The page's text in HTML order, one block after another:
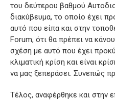
του δεύτερου βαθμού
διακύβευμα, το οποίο έχει
αυτό που είπα και στην
Forum, ότι θα πρέπει να
σχέση με αυτό που έχει
κλιματική κρίση και είναι
να μας ξεπεράσει. Συνεπώς
Τέλος, αναφέρθηκε και στην